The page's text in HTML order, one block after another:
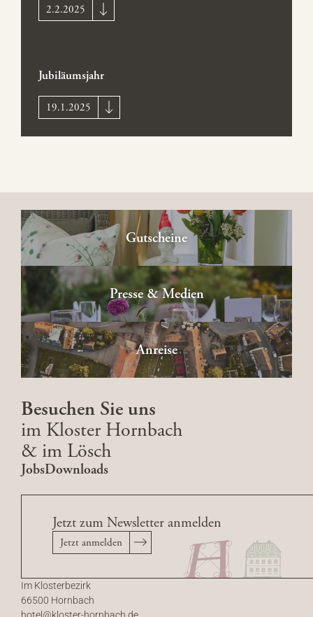
2.2.2025
Jubiläumsjahr
19.1.2025
Gutscheine
Presse & Medien
Anreise
Besuchen Sie uns
im Kloster Hornbach
& im Lösch
JobsDownloads
Im Klosterbezirk
66500 Hornbach
hotel@kloster-hornbach. de
Jetzt zum Newsletter anmelden
Jetzt anmelden